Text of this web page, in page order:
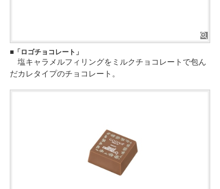
「ロゴチョコレート」
塩キャラメルフィリングをミルクチョコレートで包ん
だカレタイプのチョコレート。